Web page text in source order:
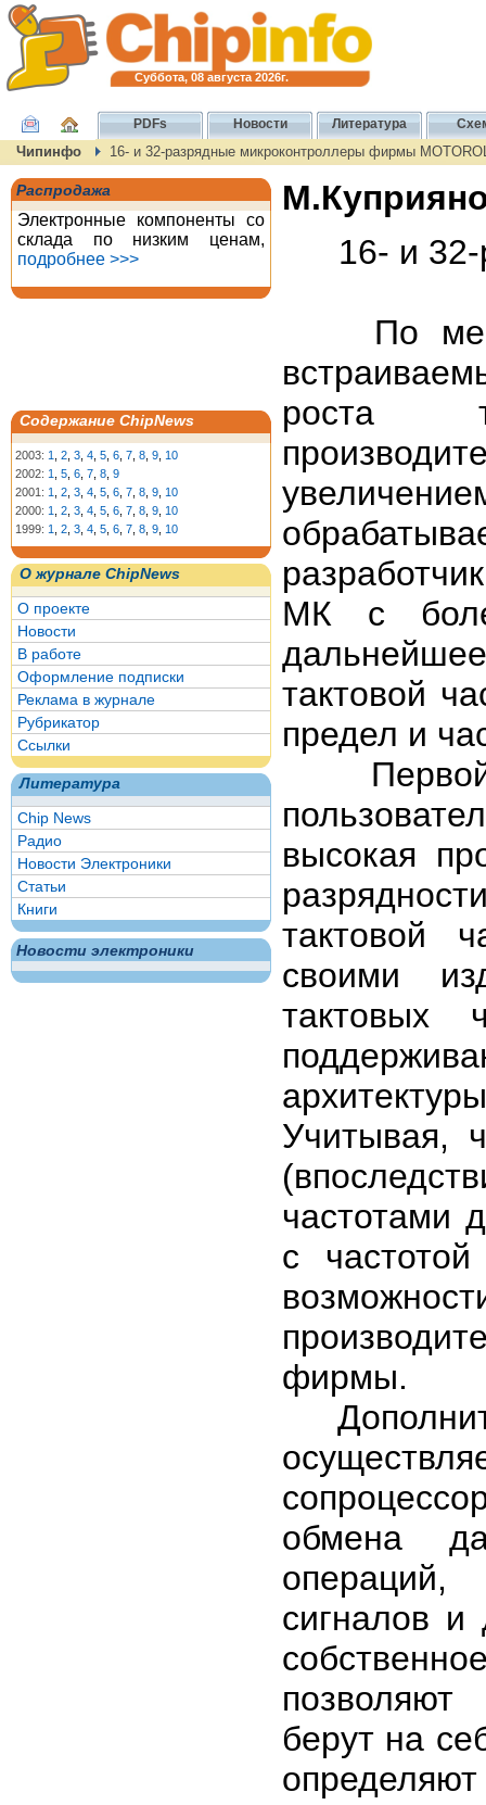
Суббота, 08 августа 2026г.
PDFs Новости Литература
Чипинфо 16- и 32-разрядные микроконтроллеры фирмы
Распродажа
Электронные компоненты со
склада по низким ценам,
подробнее >>>
Содержание ChipNews
2003: 1 2 3 4 5 6 7 8 9 10
2002: 1 5 6 7 8 9
2001: 1 2 3 4 5 6 7 8 9 10
2000: 1 2 3 4 5 6 7 8 9 10
1999: 1 2 3 4 5 6 7 8 9 10
О журнале ChipNews
О проекте
Новости
В работе
Оформление подписки
Реклама в журнале
Рубрикатор
Ссылки
Литература
Chip News
Радио
Новости Электроники
Статьи
Книги
Новости электроники
16- и
По мере
роста
МК с
тактовой
предел и
Первой и
высокая
тактовой
своими
тактовых
Учитывая,
частотами
с
фирмы.
обмена
операций,
сигналов
позволяют
берут на